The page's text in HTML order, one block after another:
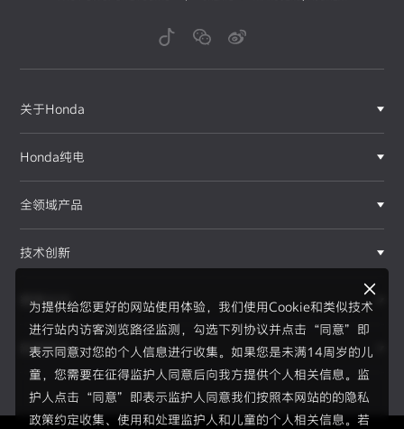
为提供给您更好的网站使用体验，我们使用Cookie和类似技术
进行站内访客浏览路径监测，勾选下列协议并点击“同意”即
表示同意对您的个人信息进行收集。如果您是未满14周岁的儿
童，您需要在征得监护人同意后向我方提供个人相关信息。监
护人点击“同意”即表示监护人同意我们按照本网站的的隐私
政策约定收集、使用和处理监护人和儿童的个人相关信息。若
关于Honda
Honda纯电
全领域产品
技术创新
赛事运动
新闻资讯
F1®赛事